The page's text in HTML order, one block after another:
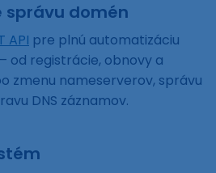
správu domén
API pre plnú automatizáciu
od registrácie, obnovy a
zmenu nameserverov, správu
DNS záznamov.